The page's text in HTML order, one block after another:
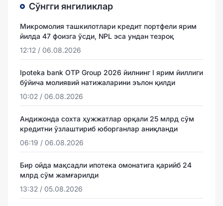
Сўнгги янгиликлар
Микромолия ташкилотлари кредит портфели ярим
йилда 47 фоизга ўсди, NPL эса ундан тезроқ
12:12 / 06.08.2026
Ipoteka bank OTP Group 2026 йилнинг I ярим йиллиги
бўйича молиявий натижаларини эълон қилди
10:02 / 06.08.2026
Андижонда сохта ҳужжатлар орқали 25 млрд сўм
кредитни ўзлаштириб юборганлар аниқланди
06:19 / 06.08.2026
Бир ойда мақсадли ипотека омонатига қарийб 24
млрд сўм жамғарилди
13:32 / 05.08.2026